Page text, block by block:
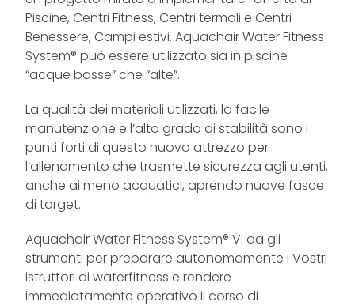
Piscine, Centri Fitness, Centri termali e Centri
Benessere, Campi estivi. Aquachair Water Fitness
System® può essere utilizzato sia in piscine
“acque basse” che “alte”.
La qualità dei materiali utilizzati, la facile
manutenzione e l’alto grado di stabilità sono i
punti forti di questo nuovo attrezzo per
l’allenamento che trasmette sicurezza agli utenti,
anche ai meno acquatici, aprendo nuove fasce
di target.
Aquachair Water Fitness System® Vi da gli
strumenti per preparare autonomamente i Vostri
istruttori di waterfitness e rendere
immediatamente operativo il corso di